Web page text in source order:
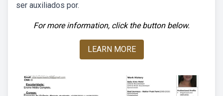
ser auxiliados por.
For more information, click the button below.
LEARN MORE